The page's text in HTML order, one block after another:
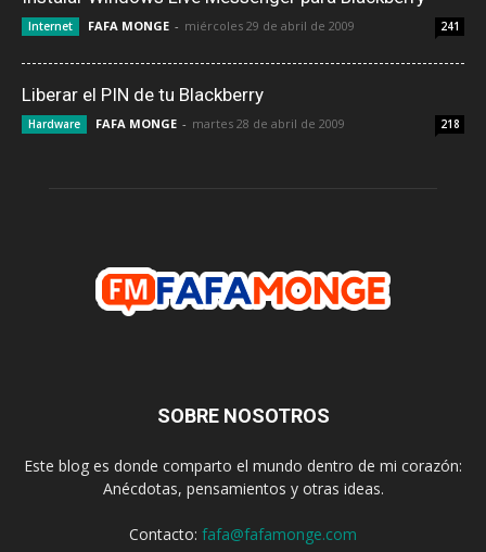
Internet FAFA MONGE - miércoles 29 de abril de 2009 241
Liberar el PIN de tu Blackberry
Hardware FAFA MONGE - martes 28 de abril de 2009 218
SOBRE NOSOTROS
Este blog es donde comparto el mundo dentro de mi corazón:
Anécdotas, pensamientos y otras ideas.
Contacto: fafa@fafamonge.com